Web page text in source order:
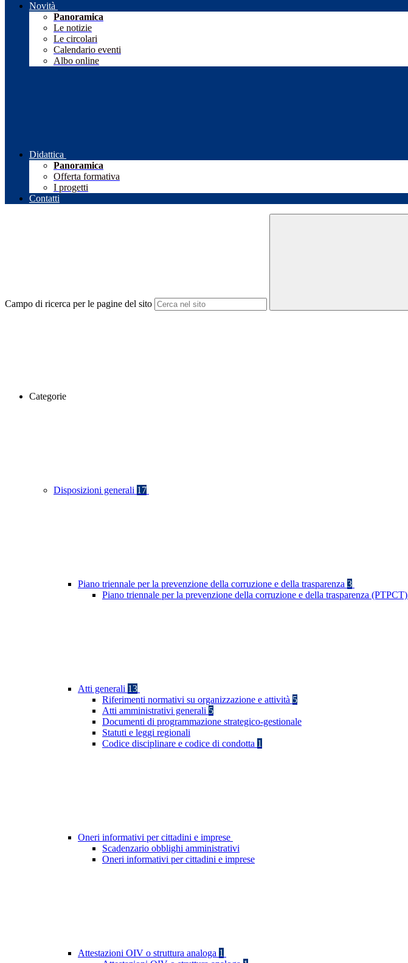
Novità
Panoramica
Le notizie
Le circolari
Calendario eventi
Albo online
Didattica
Panoramica
Offerta formativa
I progetti
Contatti
Campo di ricerca per le pagine del sito
Categorie
Disposizioni generali 17
Piano triennale per la prevenzione della corruzione e della trasparenza 3
Piano triennale per la prevenzione della corruzione e della trasparenza (PTPCT)
Atti generali 13
Riferimenti normativi su organizzazione e attività 5
Atti amministrativi generali 5
Documenti di programmazione strategico-gestionale
Statuti e leggi regionali
Codice disciplinare e codice di condotta 1
Oneri informativi per cittadini e imprese
Scadenzario obblighi amministrativi
Oneri informativi per cittadini e imprese
Attestazioni OIV o struttura analoga 1